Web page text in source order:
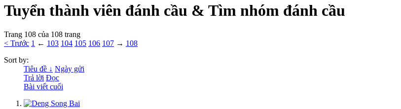
Tuyển thành viên đánh cầu & Tìm nhóm đánh cầu
Trang 108 của 108 trang
< Trước 1 ← 103 104 105 106 107 → 108
Sort by:
Tiêu đề ↓ Ngày gửi
Trả lời Đọc
Bài viết cuối